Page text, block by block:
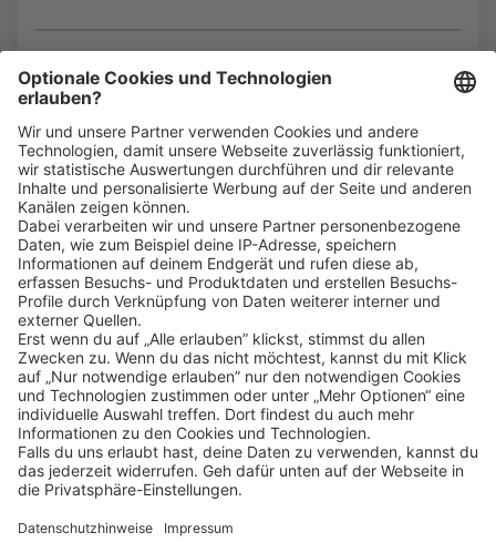
Bin ich für die Stelle geeignet?
Klickehier, um alle offenen Jobs zu sehen.
Impressum Datenschutz
Privatsphäre-Einstellungen
FAQ
Veranstaltungen
Sitemap